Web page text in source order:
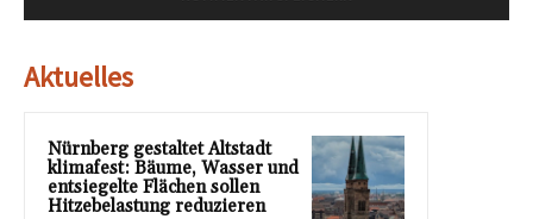
Aktuelles
Nürnberg gestaltet Altstadt
klimafest: Bäume, Wasser und
entsiegelte Flächen sollen
Hitzebelastung reduzieren